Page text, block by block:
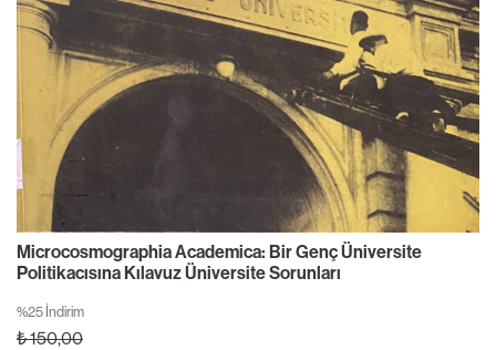
Microcosmographia Academica: Bir Genç Üniversite
Politikacısına Kılavuz Üniversite Sorunları
%25 İndirim
₺150,00